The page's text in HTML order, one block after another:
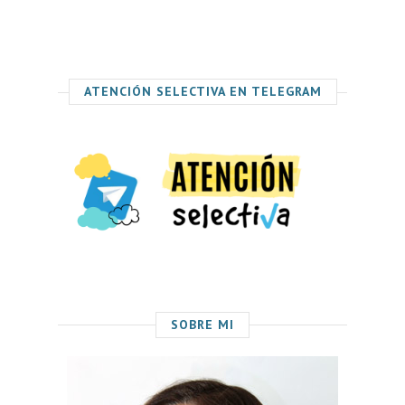
ATENCIÓN SELECTIVA EN TELEGRAM
SOBRE MI